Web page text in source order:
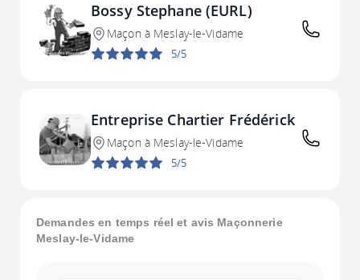
Bossy Stephane (EURL)
Maçon à Meslay-le-Vidame
5/5
Entreprise Chartier Frédérick
Maçon à Meslay-le-Vidame
5/5
Demandes en temps réel et avis Maçonnerie
Meslay-le-Vidame